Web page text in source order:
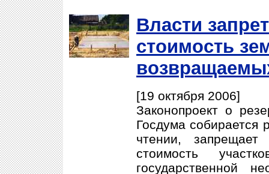
Власти
стоимость
[19 октября 2006]
Законопроект о
Госдума собирается
чтении, запрещает
стоимость
государственной